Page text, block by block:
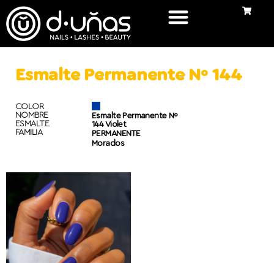
Esmalte Permanente Nº 144
COLOR
NOMBRE
ESMALTE
FAMILIA
Esmalte Permanente Nº
144 Violet
PERMANENTE
Morados